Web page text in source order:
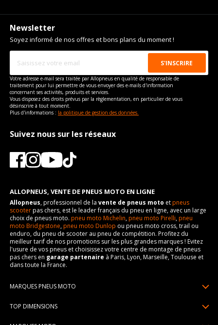
Newsletter
Soyez informé de nos offres et bons plans du moment !
Votre adresse e-mail sera traitée par Allopneus en qualité de responsable de
traitement pour lui permettre de vous envoyer des e-mails d'information
concernant ses activités, produits et services.
Vous disposez des droits prévus par la règlementation, en particulier de vous
désinscrire à tout moment.
Plus d'informations : la politique de gestion des données.
Suivez nous sur les réseaux
ALLOPNEUS, VENTE DE PNEUS MOTO EN LIGNE
Allopneus, professionnel de la vente de pneus moto etpneus
scooterpas chers, est le leader français du pneu en ligne, avec un large
choix de pneus moto. pneu moto Michelin,pneu moto Pirelli,pneu
moto Bridgestone,pneu moto Dunlop ou pneus moto cross, trail ou
enduro, du pneu de scooter au pneu de compétition. Profitez du
meilleur tarif de nos promotions sur les plus grandes marques ! Evitez
l'usure de vos pneus et choisissez votre centre de montage de pneus
pas chers en garage partenaire à Paris, Lyon, Marseille, Toulouse et
dans toute la France.
MARQUES PNEUS MOTO
TOP DIMENSIONS